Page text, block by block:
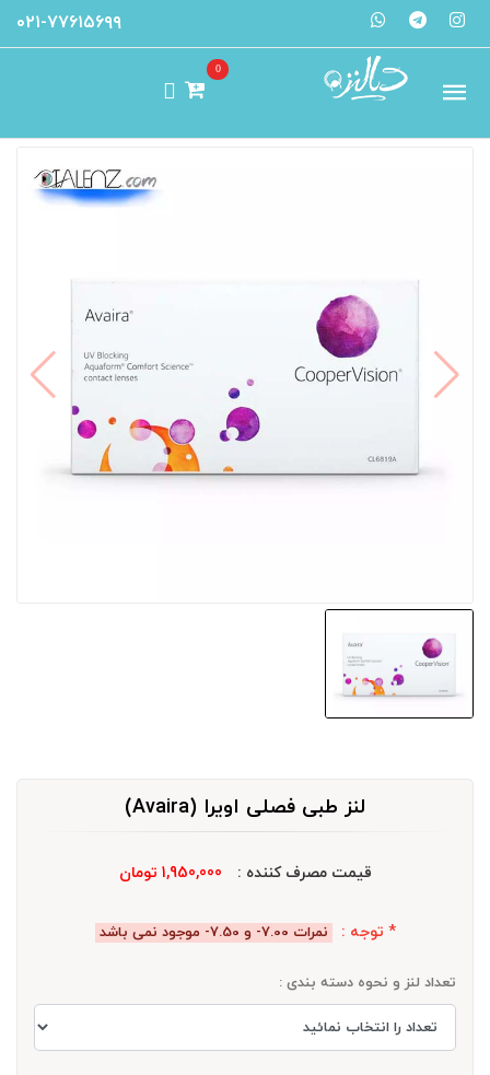
۰۲۱-۷۷۶۱۵۶۹۹
0
لنز طبی فصلی اویرا (Avaira)
قیمت مصرف کننده : 1,950,000 تومان
* توجه : نمرات 7.00- و 7.50- موجود نمی باشد
تعداد لنز و نحوه دسته بندی :